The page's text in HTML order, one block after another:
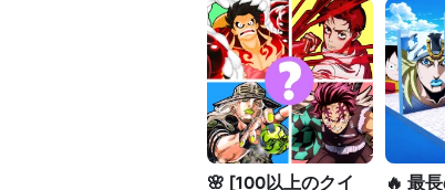
🌸 [100以上のクイ 🔥 最